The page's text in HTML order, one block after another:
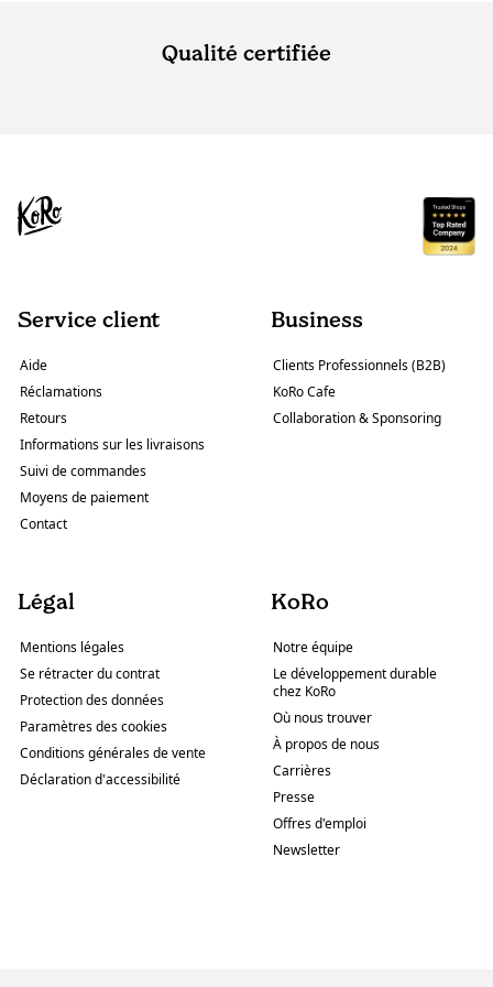
Qualité certifiée
Service client
Aide
Réclamations
Retours
Informations sur les livraisons
Suivi de commandes
Moyens de paiement
Contact
Business
Clients Professionnels (B2B)
KoRo Cafe
Collaboration & Sponsoring
Légal
Mentions légales
Se rétracter du contrat
Protection des données
Paramètres des cookies
Conditions générales de vente
Déclaration d'accessibilité
KoRo
Notre équipe
Le développement durable
chez KoRo
Où nous trouver
À propos de nous
Carrières
Presse
Offres d'emploi
Newsletter